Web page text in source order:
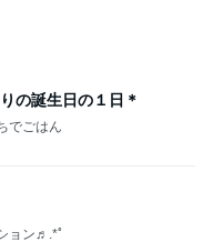
の誕生日の１日＊
でごはん
ョン♬.*ﾟ